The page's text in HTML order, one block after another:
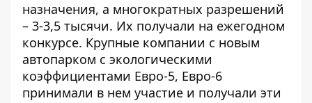
назначения, а многократных разрешений
– 3-3,5 тысячи. Их получали на ежегодном
конкурсе. Крупные компании с новым
автопарком с экологическими
коэффициентами Евро-5, Евро-6
принимали в нем участие и получали эти